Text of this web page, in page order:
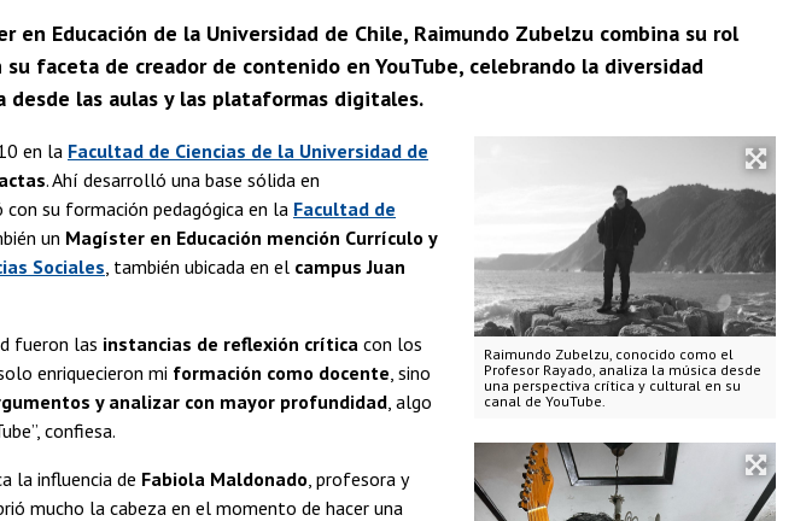
en Educación de la Universidad de Chile, Raimundo Zubelzu combina su rol
faceta de creador de contenido en YouTube, celebrando la diversidad
las aulas y las plataformas digitales.
Raimundo Zubelzu, conocido como el
Profesor Rayado, analiza la música desde
una perspectiva crítica y cultural en su
canal de YouTube.
en la Facultad de Ciencias de la Universidad de
. Ahí desarrolló una base sólida en
con su formación pedagógica en la Facultad de
un Magíster en Educación mención Currículo y
Sociales , también ubicada en el campus Juan
fueron las instancias de reflexión crítica con los
enriquecieron mi formación como docente , sino
y analizar con mayor profundidad , algo
confiesa.
la influencia de Fabiola Maldonado , profesora y
mucho la cabeza en el momento de hacer una